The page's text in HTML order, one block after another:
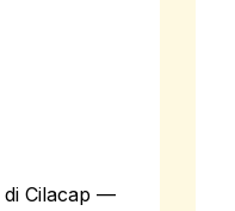
di Cilacap —